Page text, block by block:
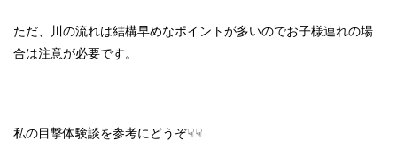
ただ、川の流れは結構早めなポイントが多いのでお子様連れの場
合は注意が必要です。
私の目撃体験談を参考にどうぞ☟☟